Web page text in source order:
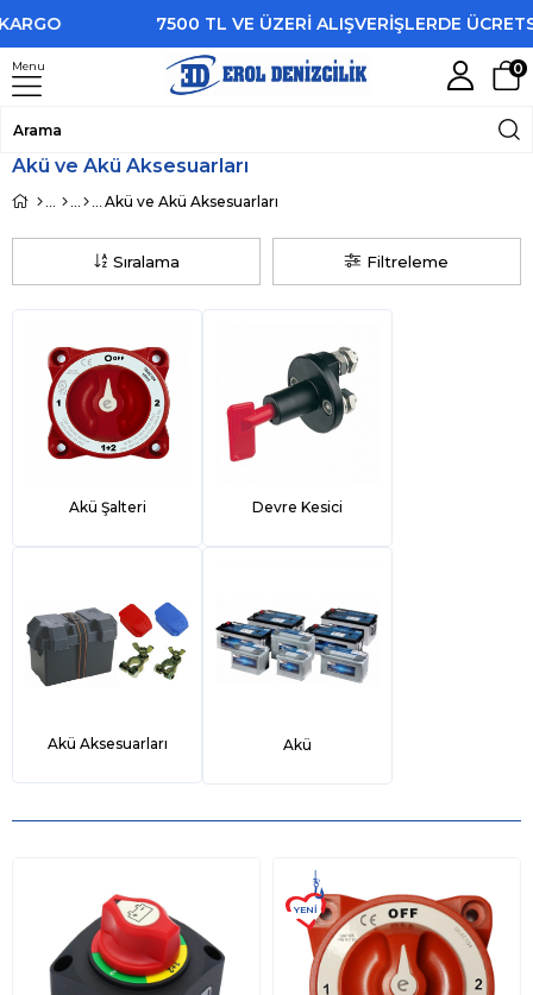
7500 TL VE ÜZERİ ALIŞVERİŞLERDE ÜCRETSİZ
Menu 0
Akü ve Akü Aksesuarları
Akü ve Akü Aksesuarları
Filtreleme
Sıralama
Akü Şalteri Devre Kesici
Akü Aksesuarları Akü
YENI
ÜRÜN